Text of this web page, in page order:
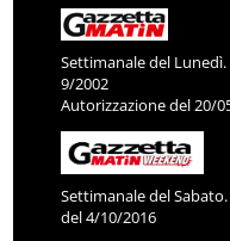
Settimanale del
9/2002
Autorizzazione del 20/
Settimanale del
del 4/10/2016